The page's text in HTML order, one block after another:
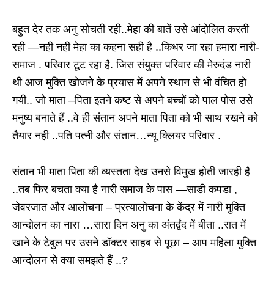
बहुत देर तक अनु सोचती रही..मेहा की बातें उसे आंदोलित करती
रही —नही नही मेहा का कहना सही है ..किधर जा रहा हमारा नारी-
समाज . परिवार टूट रहा है. जिस संयुक्त परिवार की मेरुदंड नारी
थी आज मुक्ति खोजने के प्रयास में अपने स्थान से भी वंचित हो
गयी.. जो माता –पिता इतने कष्ट से अपने बच्चों को पाल पोस उसे
मनुष्य बनाते हैं ..वे ही संतान अपने माता पिता को भी साथ रखने को
तैयार नही ..पति पत्नी और संतान…न्यू क्लियर परिवार .
संतान भी माता पिता की व्यस्तता देख उनसे विमुख होती जारही है
..तब फिर बचता क्या है नारी समाज के पास —साडी कपडा ,
जेवरजात और आलोचना – प्रत्यालोचना के केंद्र में नारी मुक्ति
आन्दोलन का नारा …सारा दिन अनु का अंतर्द्वंद में बीता ..रात में
खाने के टेबुल पर उसने डॉक्टर साहब से पूछा – आप महिला मुक्ति
आन्दोलन से क्या समझते हैं ..?